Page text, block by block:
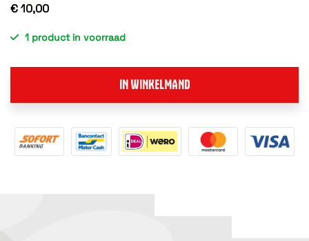
€ 10,00
1 product in voorraad
IN WINKELMAND